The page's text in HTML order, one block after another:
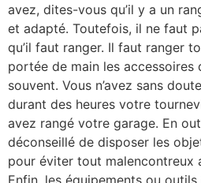
avez, dites-vous qu’il y a un
et adapté. Toutefois, il ne faut
qu’il faut ranger. Il faut ranger
portée de main les accessoires
souvent. Vous n’avez sans
durant des heures votre
avez rangé votre garage. En
déconseillé de disposer les
pour éviter tout malencontreux
Enfin, les équipements ou